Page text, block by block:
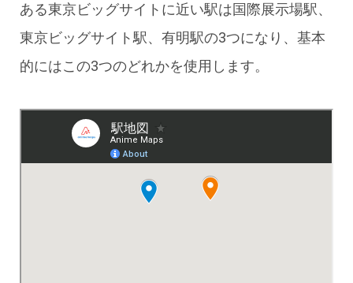
ある東京ビッグサイトに近い駅は国際展示場駅、
東京ビッグサイト駅、有明駅の3つになり、基本
的にはこの3つのどれかを使用します。